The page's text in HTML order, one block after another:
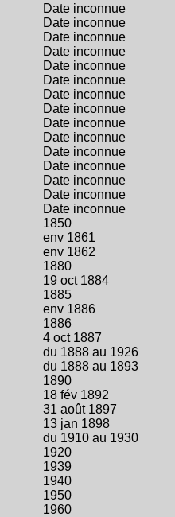
Date inconnue
Date inconnue
Date inconnue
Date inconnue
Date inconnue
Date inconnue
Date inconnue
Date inconnue
Date inconnue
Date inconnue
Date inconnue
Date inconnue
Date inconnue
Date inconnue
Date inconnue
1850
env 1861
env 1862
1880
19 oct 1884
1885
env 1886
1886
4 oct 1887
du 1888 au 1926
du 1888 au 1893
1890
18 fév 1892
31 août 1897
13 jan 1898
du 1910 au 1930
1920
1939
1940
1950
1960